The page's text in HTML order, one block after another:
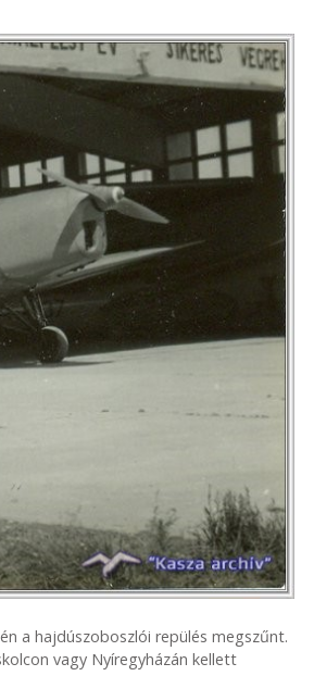
a hajdúszoboszlói repülés megszűnt.
vagy Nyíregyházán kellett